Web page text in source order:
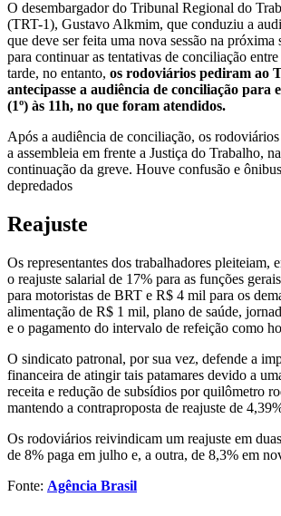
O desembargador do Tribunal Regional do
(TRT-1), Gustavo Alkmim, que conduziu a
que deve ser feita uma nova sessão na próxima
para continuar as tentativas de conciliação
tarde, no entanto, os rodoviários pediram ao
antecipasse a audiência de conciliação para
(1º) às 11h, no que foram atendidos.
Após a audiência de conciliação, os
a assembleia em frente a Justiça do Trabalho,
continuação da greve. Houve confusão e
depredados
Reajuste
Os representantes dos trabalhadores pleiteiam,
o reajuste salarial de 17% para as funções
para motoristas de BRT e R$ 4 mil para os
alimentação de R$ 1 mil, plano de saúde,
e o pagamento do intervalo de refeição como
O sindicato patronal, por sua vez, defende a
financeira de atingir tais patamares devido a
receita e redução de subsídios por quilômetro
mantendo a contraproposta de reajuste de
Os rodoviários reivindicam um reajuste em
de 8% paga em julho e, a outra, de 8,3% em
Fonte: Agência Brasil